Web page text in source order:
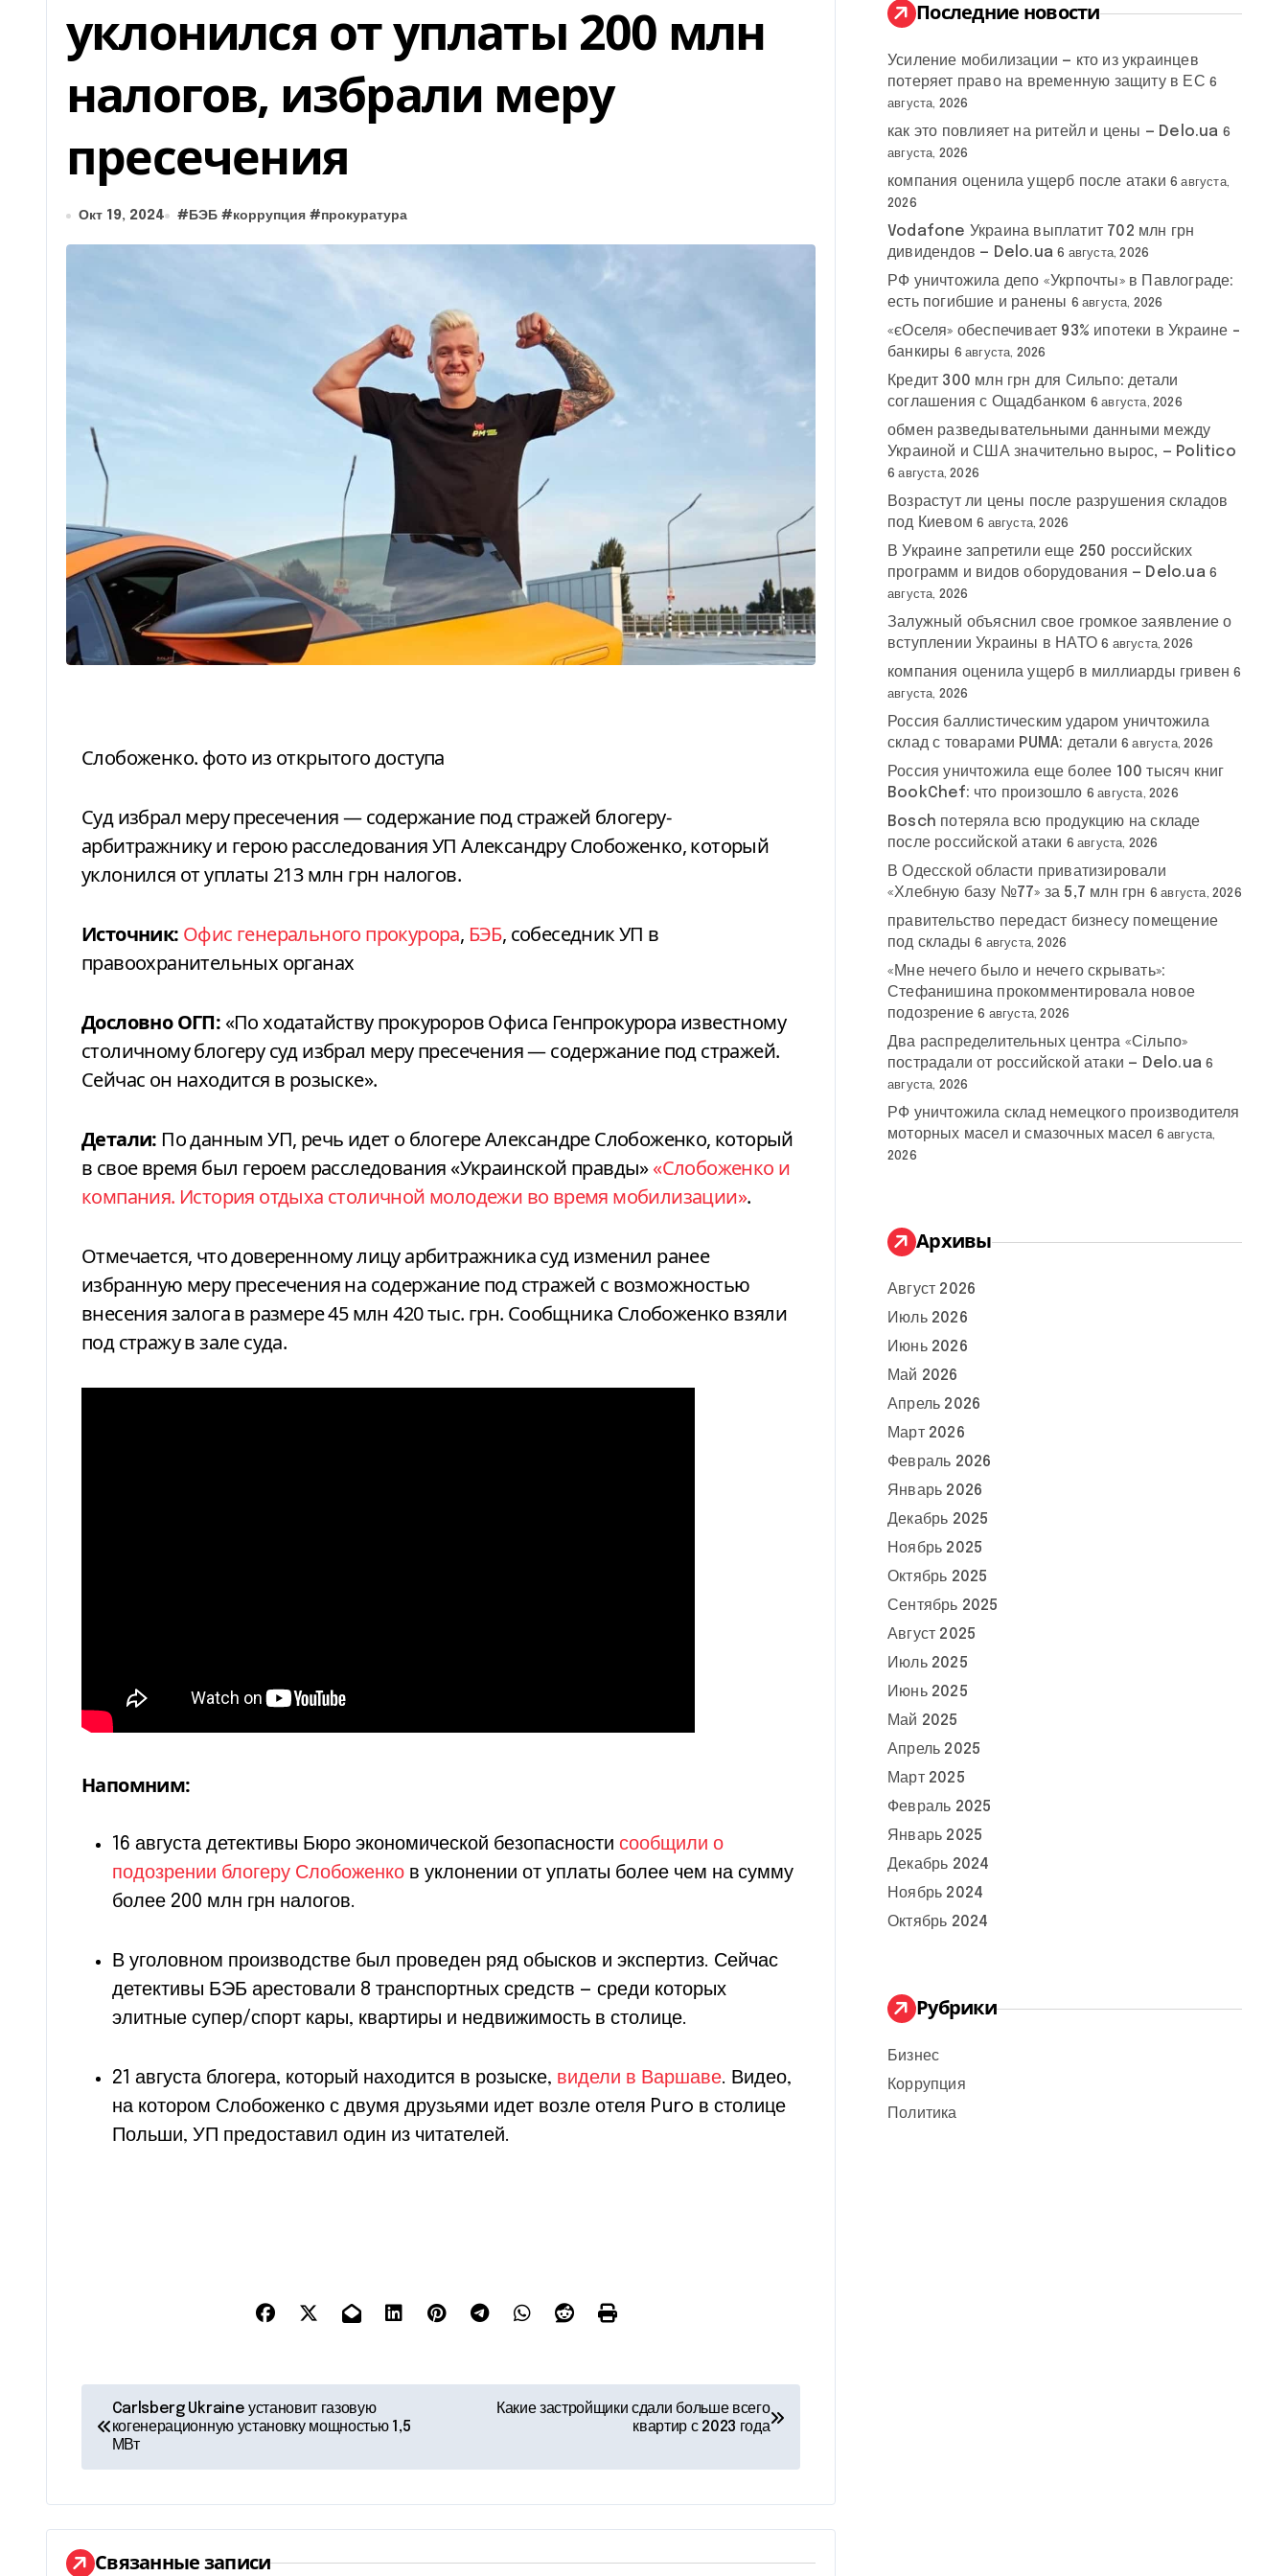
уклонился от уплаты 200 млн
налогов, избрали меру
пресечения
Окт 19, 2024 # БЭБ #коррупция #прокуратура
Слобоженко. фото из открытого доступа
Суд избрал меру пресечения — содержание под стражей блогеру-
арбитражнику и герою расследования УП Александру Слобоженко, который
уклонился от уплаты 213 млн грн налогов.
Источник: Офис генерального прокурора, БЭБ, собеседник УП в
правоохранительных органах
Дословно ОГП:«По ходатайству прокуроров Офиса Генпрокурора известному
столичному блогеру суд избрал меру пресечения — содержание под стражей.
Сейчас он находится в розыске».
Детали: По данным УП, речь идет о блогере Александре Слобоженко, который
в свое время был героем расследования «Украинской правды»«Слобоженко и
компания. История отдыха столичной молодежи во время мобилизации».
Отмечается, что доверенному лицу арбитражника суд изменил ранее
избранную меру пресечения на содержание под стражей с возможностью
внесения залога в размере 45 млн 420 тыс. грн. Сообщника Слобоженко взяли
под стражу в зале суда.
Напомним:
16 августа детективы Бюро экономической безопасности сообщили о
подозрении блогеру Слобоженко в уклонении от уплаты более чем на сумму
более 200 млн грн налогов.
В уголовном производстве был проведен ряд обысков и экспертиз. Сейчас
детективы БЭБ арестовали 8 транспортных средств — среди которых
элитные супер/спорт кары, квартиры и недвижимость в столице.
21 августа блогера, который находится в розыске, видели в Варшаве. Видео,
на котором Слобоженко с двумя друзьями идет возле отеля Puro в столице
Польши, УП предоставил один из читателей.
в
и
г
Carlsberg Ukraine установит газовую
когенерационную установку мощностью 1,5
МВт
Какие застройщики сдали больше всего
квартир с 2023 года
Связанные записи
:
Последние новости
Усиление мобилизации — кто из украинцев
потеряет право на временную защиту в ЕС 6
августа, 2026
как это повлияет на ритейл и цены — Delo.ua 6
августа, 2026
компания оценила ущерб после атаки 6 августа,
2026
Vodafone Украина выплатит 702 млн грн
дивидендов — Delo.ua 6 августа, 2026
РФ уничтожила депо «Укрпочты» в Павлограде:
есть погибшие и ранены 6 августа, 2026
«єОселя» обеспечивает 93% ипотеки в Украине –
банкиры 6 августа, 2026
Кредит 300 млн грн для Сильпо: детали
соглашения с Ощадбанком 6 августа, 2026
обмен разведывательными данными между
Украиной и США значительно вырос, — Politico
6 августа, 2026
Возрастут ли цены после разрушения складов
под Киевом 6 августа, 2026
В Украине запретили еще 250 российских
программ и видов оборудования — Delo.ua 6
августа, 2026
Залужный объяснил свое громкое заявление о
вступлении Украины в НАТО 6 августа, 2026
компания оценила ущерб в миллиарды гривен 6
августа, 2026
Россия баллистическим ударом уничтожила
склад с товарами PUMA: детали 6 августа, 2026
Россия уничтожила еще более 100 тысяч книг
BookChef: что произошло 6 августа, 2026
Bosch потеряла всю продукцию на складе
после российской атаки 6 августа, 2026
В Одесской области приватизировали
«Хлебную базу №77» за 5,7 млн грн 6 августа, 2026
правительство передаст бизнесу помещение
под склады 6 августа, 2026
«Мне нечего было и нечего скрывать»:
Стефанишина прокомментировала новое
подозрение 6 августа, 2026
Два распределительных центра «Сільпо»
пострадали от российской атаки — Delo.ua 6
августа, 2026
РФ уничтожила склад немецкого производителя
моторных масел и смазочных масел 6 августа,
2026
Архивы
Август 2026
Июль 2026
Июнь 2026
Май 2026
Апрель 2026
Март 2026
Февраль 2026
Январь 2026
Декабрь 2025
Ноябрь 2025
Октябрь 2025
Сентябрь 2025
Август 2025
Июль 2025
Июнь 2025
Май 2025
Апрель 2025
Март 2025
Февраль 2025
Январь 2025
Декабрь 2024
Ноябрь 2024
Октябрь 2024
Рубрики
Бизнес
Коррупция
Политика